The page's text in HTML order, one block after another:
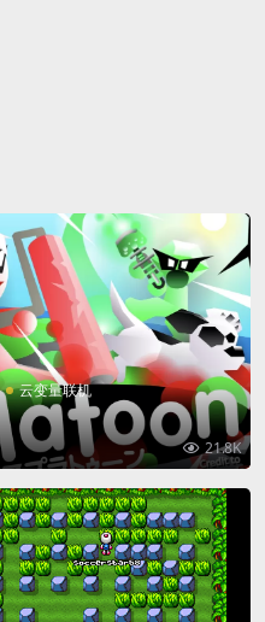
云变量联机
21.8K